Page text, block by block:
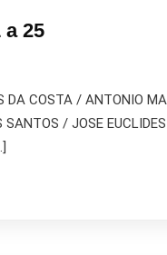
a 25
DA COSTA / ANTONIO
/ JOSE